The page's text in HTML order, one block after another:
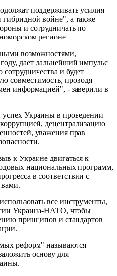
поддерживать усилия
войне", а также
и сотрудничать по
регионе.
возможностями,
дает дальнейший импульс
и будет
совместимость, проводя
информацией", - заверили в
Украины в проведении
децентрализацию
уважения прав
к Украине двигаться к
национальных программ,
в соответствии с
все инструменты,
Украина-НАТО, чтобы
принципов и стандартов
реформ" называются
основу для